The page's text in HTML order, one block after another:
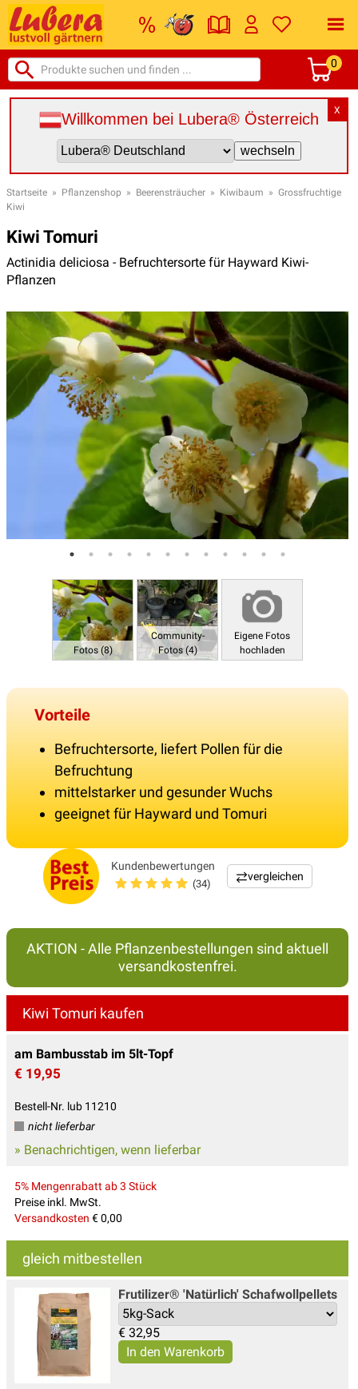
0
X
Willkommen bei Lubera® Österreich
Startseite » Pflanzenshop » Beerensträucher » Kiwibaum » Grossfruchtige
Kiwi
Kiwi Tomuri
Actinidia deliciosa - Befruchtersorte für Hayward Kiwi-
Pflanzen
Fotos (8)
Community-
Fotos (4)
Eigene Fotos
hochladen
Vorteile
Befruchtersorte, liefert Pollen für die
Befruchtung
mittelstarker und gesunder Wuchs
geeignet für Hayward und Tomuri
Kundenbewertungen
(34)
vergleichen
AKTION - Alle Pflanzenbestellungen sind aktuell
versandkostenfrei.
Kiwi Tomuri kaufen
am Bambusstab im 5lt-Topf
€ 19,95
Bestell-Nr. lub 11210
nicht lieferbar
» Benachrichtigen, wenn lieferbar
5% Mengenrabatt ab 3 Stück
Preise inkl. MwSt.
Versandkosten € 0,00
gleich mitbestellen
Frutilizer® 'Natürlich' Schafwollpellets
€ 32,95